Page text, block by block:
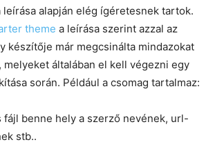
leírása alapján elég ígéretesnek tartok.
theme a leírása szerint azzal az
készítője már megcsinálta mindazokat
melyeket általában el kell végezni egy
során. Például a csomag tartalmaz:
fájl benne hely a szerző nevének, url-
stb..